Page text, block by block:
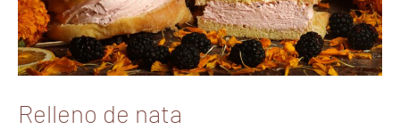
Relleno de nata